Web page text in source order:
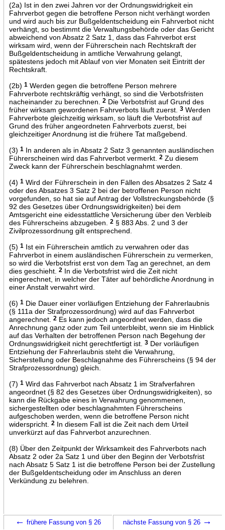
(2a) Ist in den zwei Jahren vor der Ordnungswidrigkeit ein
Fahrverbot gegen die betroffene Person nicht verhängt worden
und wird auch bis zur Bußgeldentscheidung ein Fahrverbot nicht
verhängt, so bestimmt die Verwaltungsbehörde oder das Gericht
abweichend von Absatz 2 Satz 1, dass das Fahrverbot erst
wirksam wird, wenn der Führerschein nach Rechtskraft der
Bußgeldentscheidung in amtliche Verwahrung gelangt,
spätestens jedoch mit Ablauf von vier Monaten seit Eintritt der
Rechtskraft.
(2b) 1Werden gegen die betroffene Person mehrere
Fahrverbote rechtskräftig verhängt, so sind die Verbotsfristen
nacheinander zu berechnen.
2Die Verbotsfrist auf Grund des
früher wirksam gewordenen Fahrverbots läuft zuerst.
3Werden
Fahrverbote gleichzeitig wirksam, so läuft die Verbotsfrist auf
Grund des früher angeordneten Fahrverbots zuerst, bei
gleichzeitiger Anordnung ist die frühere Tat maßgebend.
(3) 1In anderen als in Absatz 2 Satz 3 genannten ausländischen
Führerscheinen wird das Fahrverbot vermerkt.
2Zu diesem
Zweck kann der Führerschein beschlagnahmt werden.
(4) 1Wird der Führerschein in den Fällen des Absatzes 2 Satz 4
oder des Absatzes 3 Satz 2 bei der betroffenen Person nicht
vorgefunden, so hat sie auf Antrag der Vollstreckungsbehörde (§
92 des Gesetzes über Ordnungswidrigkeiten) bei dem
Amtsgericht eine eidesstattliche Versicherung über den Verbleib
des Führerscheins abzugeben.
2§ 883 Abs. 2 und 3 der
Zivilprozessordnung gilt entsprechend.
(5) 1Ist ein Führerschein amtlich zu verwahren oder das
Fahrverbot in einem ausländischen Führerschein zu vermerken,
so wird die Verbotsfrist erst von dem Tag an gerechnet, an dem
dies geschieht.
2In die Verbotsfrist wird die Zeit nicht
eingerechnet, in welcher der Täter auf behördliche Anordnung in
einer Anstalt verwahrt wird.
(6) 1Die Dauer einer vorläufigen Entziehung der Fahrerlaubnis
(§ 111a der Strafprozessordnung) wird auf das Fahrverbot
angerechnet.
2Es kann jedoch angeordnet werden, dass die
Anrechnung ganz oder zum Teil unterbleibt, wenn sie im Hinblick
auf das Verhalten der betroffenen Person nach Begehung der
Ordnungswidrigkeit nicht gerechtfertigt ist.
3Der vorläufigen
Entziehung der Fahrerlaubnis steht die Verwahrung,
Sicherstellung oder Beschlagnahme des Führerscheins (§ 94 der
Strafprozessordnung) gleich.
(7) 1Wird das Fahrverbot nach Absatz 1 im Strafverfahren
angeordnet (§ 82 des Gesetzes über Ordnungswidrigkeiten), so
kann die Rückgabe eines in Verwahrung genommenen,
sichergestellten oder beschlagnahmten Führerscheins
aufgeschoben werden, wenn die betroffene Person nicht
widerspricht.
2In diesem Fall ist die Zeit nach dem Urteil
unverkürzt auf das Fahrverbot anzurechnen.
(8) Über den Zeitpunkt der Wirksamkeit des Fahrverbots nach
Absatz 2 oder 2a Satz 1 und über den Beginn der Verbotsfrist
nach Absatz 5 Satz 1 ist die betroffene Person bei der Zustellung
der Bußgeldentscheidung oder im Anschluss an deren
Verkündung zu belehren.
← frühere Fassung von § 26 nächste Fassung von § 26 →